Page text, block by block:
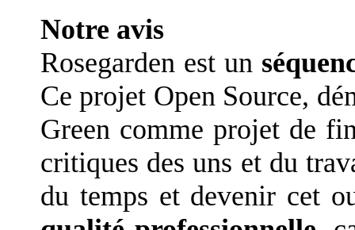
Notre avis
Rosegarden est un
Ce projet Open Source,
Green comme projet de
critiques des uns et du
du temps et devenir cet